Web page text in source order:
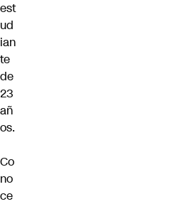
est
ud
ian
te
de
23
añ
os.
Co
no
ce